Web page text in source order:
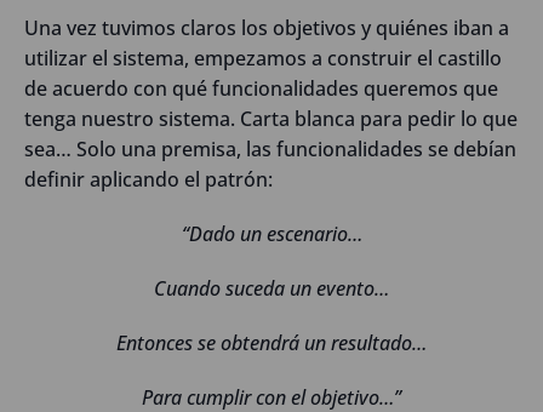
Una vez tuvimos claros los objetivos y quiénes iban a
utilizar el sistema, empezamos a construir el castillo
de acuerdo con qué funcionalidades queremos que
tenga nuestro sistema. Carta blanca para pedir lo que
sea… Solo una premisa, las funcionalidades se debían
definir aplicando el patrón:
“Dado un escenario…
Cuando suceda un evento…
Entonces se obtendrá un resultado…
Para cumplir con el objetivo…”